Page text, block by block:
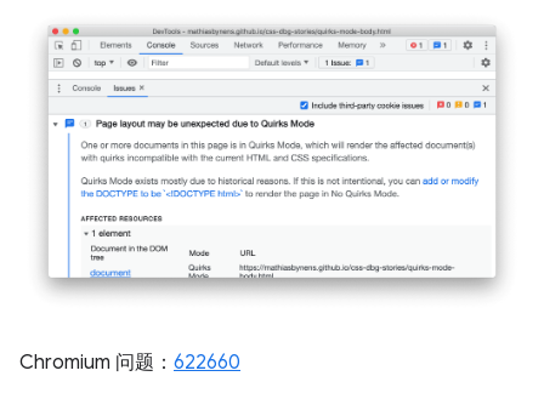
Chromium 问题： 622660